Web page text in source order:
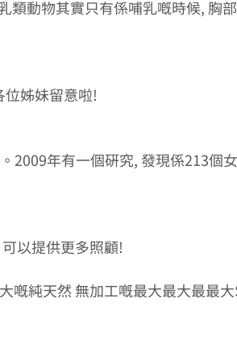
類動物其實只有係哺乳嘅時候, 胸
位姊妹留意啦!
2009年有一個研究, 發現係213個
以提供更多照顧!
嘅純天然 無加工嘅最大最大最最